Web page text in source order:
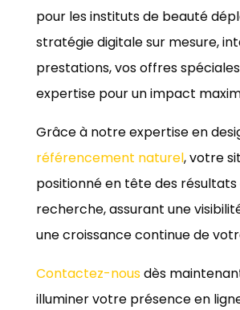
pour les instituts de beauté
stratégie digitale sur mesure,
prestations, vos offres
expertise pour un impact
Grâce à notre expertise en
référencement naturel, votre
positionné en tête des résultats
recherche, assurant une
une croissance continue de
Contactez-nousdès
illuminer votre présence en